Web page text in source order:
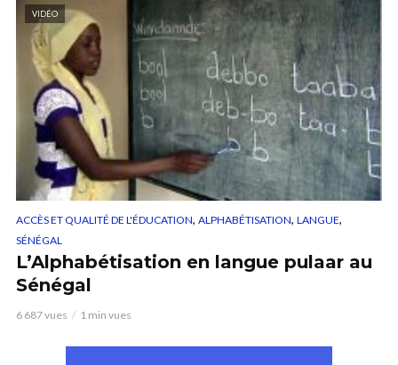
VIDÉO
ACCÈS ET QUALITÉ DE L'ÉDUCATION, ALPHABÉTISATION, LANGUE,
SÉNÉGAL
L’Alphabétisation en langue pulaar au
Sénégal
6 687 vues 1 min vues